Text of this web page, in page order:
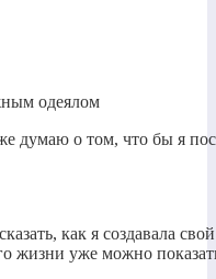
одеялом
думаю о том, что бы я
как я создавала
жизни уже можно